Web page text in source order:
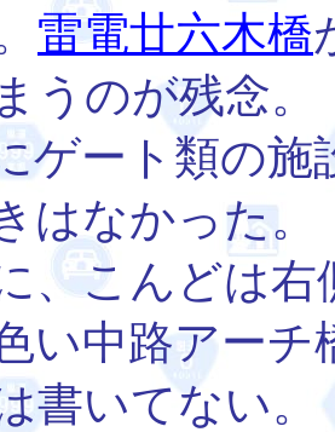
雷電廿六木橋
うのが残念。
ゲート類の施
はなかった。
、こんどは右
い中路アーチ
書いてない。